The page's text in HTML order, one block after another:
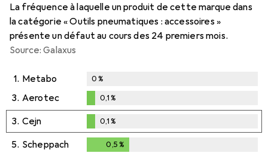
La fréquence à laquelle un produit de cette marque dans
la catégorie « Outils pneumatiques : accessoires »
présente un défaut au cours des 24 premiers mois.
Source: Galaxus
1. Metabo 0%
3. Aerotec
0,1%
0,1%
3. Cejn
0,1%
0,1%
5. Scheppach 0,5 %